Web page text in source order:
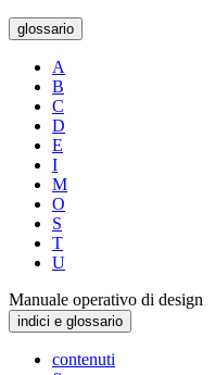
glossario
A
B
C
D
E
I
M
O
S
T
U
Manuale operativo di design
indici e glossario
contenuti